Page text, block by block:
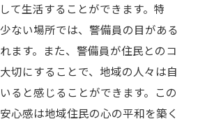
て生活することができます。特
ない場所では、警備員の目がある
ます。また、警備員が住民とのコ
切にすることで、地域の人々は自
ると感じることができます。この
心感は地域住民の心の平和を築く